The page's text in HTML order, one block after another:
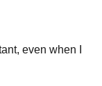
even when I